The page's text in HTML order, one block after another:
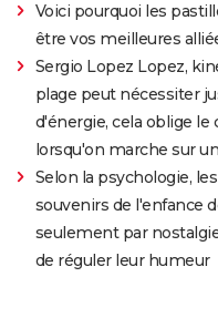
Voici pourquoi les
être vos meilleures
Sergio Lopez Lopez,
plage peut nécessiter
d'énergie, cela oblige le
lorsqu'on marche sur
Selon la psychologie,
souvenirs de l'enfance
seulement par
de réguler leur humeur